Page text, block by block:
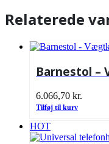
Relaterede
Barnestol –
6.066,70 kr.
Tilføj til kurv
HOT